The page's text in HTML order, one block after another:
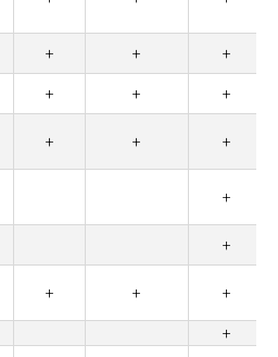
+ +
+
+ +
+
+ + +
+
+
+ + +
+